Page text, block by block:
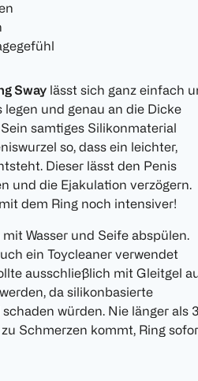
Sway lässt sich ganz einfach
und genau an die Dicke
samtiges Silikonmaterial
so, dass ein leichter,
Dieser lässt den Penis
und die Ejakulation verzögern.
dem Ring noch intensiver!
Wasser und Seife abspülen.
ein Toycleaner verwendet
ausschließlich mit Gleitgel
da silikonbasierte
würden. Nie länger als
Schmerzen kommt, Ring